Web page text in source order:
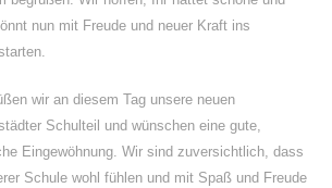
nun mit Freude und neuer Kraft ins
wir an diesem Tag unsere neuen
Schulteil und wünschen eine gute,
Eingewöhnung. Wir sind zuversichtlich, dass
Schule wohl fühlen und mit Spaß und Freude